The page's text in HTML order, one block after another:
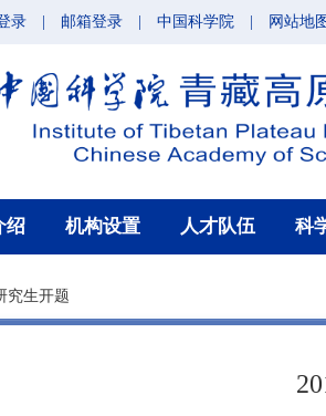
录 邮箱登录 中国科学院 网站地
绍 机构设置 人才队伍 科
究生开题